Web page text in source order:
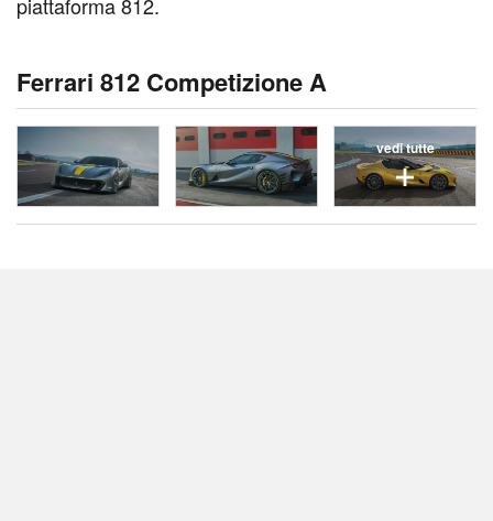
piattaforma 812.
Ferrari 812 Competizione A
vedi tutte